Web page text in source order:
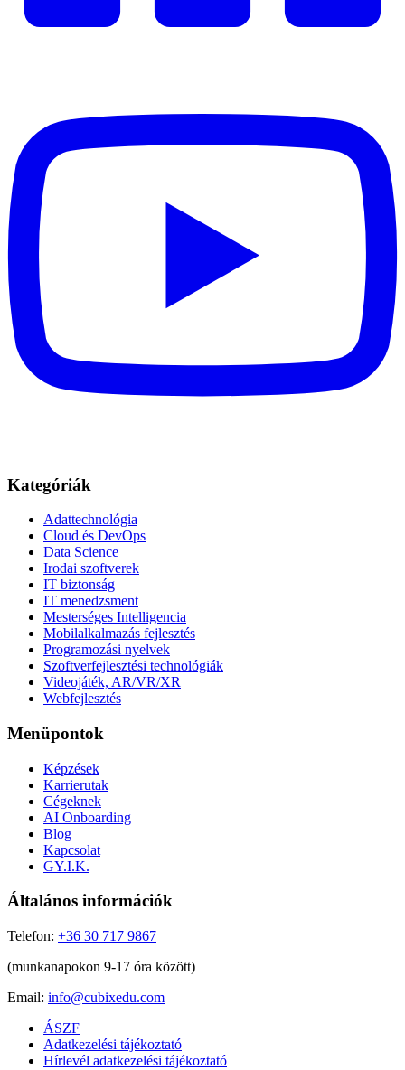
Kategóriák
Adattechnológia
Cloud és DevOps
Data Science
Irodai szoftverek
IT biztonság
IT menedzsment
Mesterséges Intelligencia
Mobilalkalmazás fejlesztés
Programozási nyelvek
Szoftverfejlesztési technológiák
Videojáték, AR/VR/XR
Webfejlesztés
Menüpontok
Képzések
Karrierutak
Cégeknek
AI Onboarding
Blog
Kapcsolat
GY.I.K.
Általános információk
Telefon: +36 30 717 9867
(munkanapokon 9-17 óra között)
Email: info@cubixedu.com
ÁSZF
Adatkezelési tájékoztató
Hírlevél adatkezelési tájékoztató